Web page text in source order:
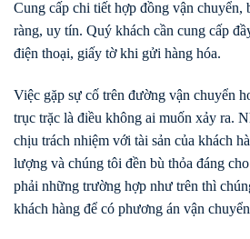
Cung cấp chi tiết hợp đồng vận chuyển,
ràng, uy tín. Quý khách cần cung cấp
điện thoại, giấy tờ khi gửi hàng hóa.
Việc gặp sự cố trên đường vận chuyển
trục trặc là điều không ai muốn xảy ra.
chịu trách nhiệm với tài sản của khách
lượng và chúng tôi đền bù thỏa đáng
phải những trường hợp như trên thì
khách hàng để có phương án vận